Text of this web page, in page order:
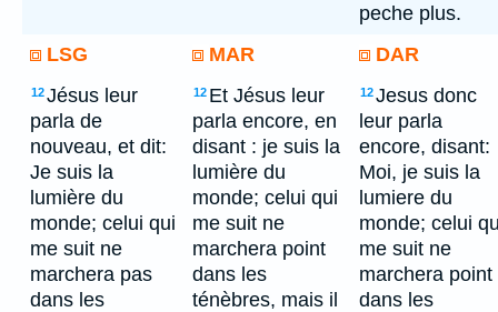
peche plus.
LSG
MAR DAR
12Jésus leur
parla de
nouveau, et dit:
Je suis la
lumière du
monde; celui qui
me suit ne
marchera pas
dans les
12 Et Jésus leur
parla encore, en
disant : je suis la
lumière du
monde; celui qui
me suit ne
marchera point
dans les
ténèbres, mais il
12Jesus donc
leur parla
encore, disant:
Moi, je suis la
lumiere du
monde; celui
me suit ne
marchera point
dans les